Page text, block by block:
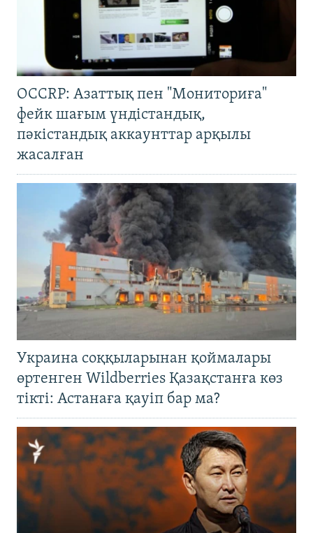
OCCRP: Азаттық пен "Мониториға"
фейк шағым үндістандық,
пәкістандық аккаунттар арқылы
жасалған
Украина соққыларынан қоймалары
өртенген Wildberries Қазақстанға көз
тікті: Астанаға қауіп бар ма?